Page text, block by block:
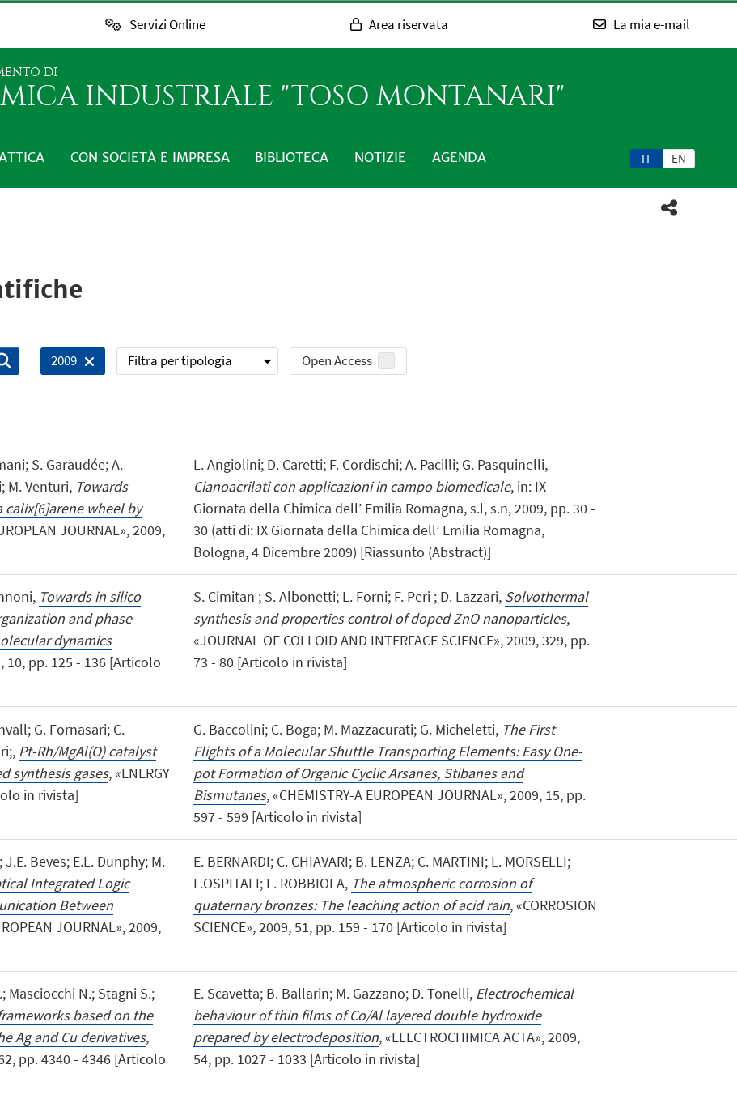
Servizi Online Area riservata La mia e-mail
DI
INDUSTRIALE "TOSO MONTANARI"
IT EN
CON SOCIETÀ E IMPRESA BIBLIOTECA NOTIZIE AGENDA
2009 Filtra per tipologia Open Access
S. Garaudée; A.
M. Venturi, Towards
wheel by
JOURNAL», 2009,
L. Angiolini; D. Caretti; F. Cordischi; A. Pacilli; G. Pasquinelli,
Cianoacrilati con applicazioni in campo biomedicale, in: IX
Giornata della Chimica dell’ Emilia Romagna, s.l, s.n, 2009, pp. 30 -
30 (atti di: IX Giornata della Chimica dell’ Emilia Romagna,
Bologna, 4 Dicembre 2009) [Riassunto (Abstract)]
Towards in silico
and phase
dynamics
10, pp. 125 - 136 [Articolo
S. Cimitan ; S. Albonetti; L. Forni; F. Peri ; D. Lazzari, Solvothermal
synthesis and properties control of doped ZnO nanoparticles,
«JOURNAL OF COLLOID AND INTERFACE SCIENCE», 2009, 329, pp.
73 - 80 [Articolo in rivista]
G. Fornasari; C.
Pt-Rh/MgAl(O) catalyst
synthesis gases, «ENERGY
in rivista]
G. Baccolini; C. Boga; M. Mazzacurati; G. Micheletti, The First
Flights of a Molecular Shuttle Transporting Elements: Easy One-
pot Formation of Organic Cyclic Arsanes, Stibanes and
Bismutanes, «CHEMISTRY-A EUROPEAN JOURNAL», 2009, 15, pp.
597 - 599 [Articolo in rivista]
Beves; E.L. Dunphy; M.
Integrated Logic
Between
JOURNAL», 2009,
E. BERNARDI; C. CHIAVARI; B. LENZA; C. MARTINI; L. MORSELLI;
F.OSPITALI; L. ROBBIOLA, The atmospheric corrosion of
quaternary bronzes: The leaching action of acid rain, «CORROSION
SCIENCE», 2009, 51, pp. 159 - 170 [Articolo in rivista]
Masciocchi N.; Stagni S.;
based on the
Ag and Cu derivatives,
pp. 4340 - 4346 [Articolo
E. Scavetta; B. Ballarin; M. Gazzano; D. Tonelli, Electrochemical
behaviour of thin films of Co/Al layered double hydroxide
prepared by electrodeposition, «ELECTROCHIMICA ACTA», 2009,
54, pp. 1027 - 1033 [Articolo in rivista]